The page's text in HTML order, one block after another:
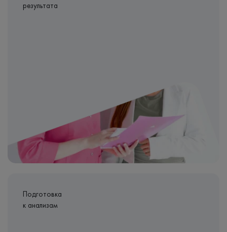
результата
Подготовка
к анализам